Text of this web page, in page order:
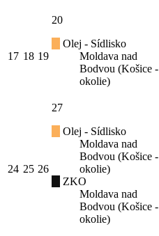
17 18 19
20
Olej - Sídlisko
Moldava nad
Bodvou (Košice -
okolie)
24 25 26
27
Olej - Sídlisko
Moldava nad
Bodvou (Košice -
okolie)
ZKO
Moldava nad
Bodvou (Košice -
okolie)